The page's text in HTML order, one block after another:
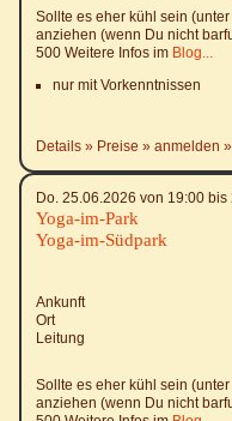
Sollte es eher kühl sein
anziehen (wenn Du nicht
500 Weitere Infos im Blog...
nur mit Vorkenntnissen
Details Preise anmelden
Do. 25.06.2026 von 19:00 bis
Yoga-im-Park
Yoga-im-Südpark
Ankunft
Ort
Leitung
Sollte es eher kühl sein
anziehen (wenn Du nicht